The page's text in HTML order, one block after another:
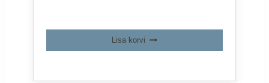
Lisa korvi